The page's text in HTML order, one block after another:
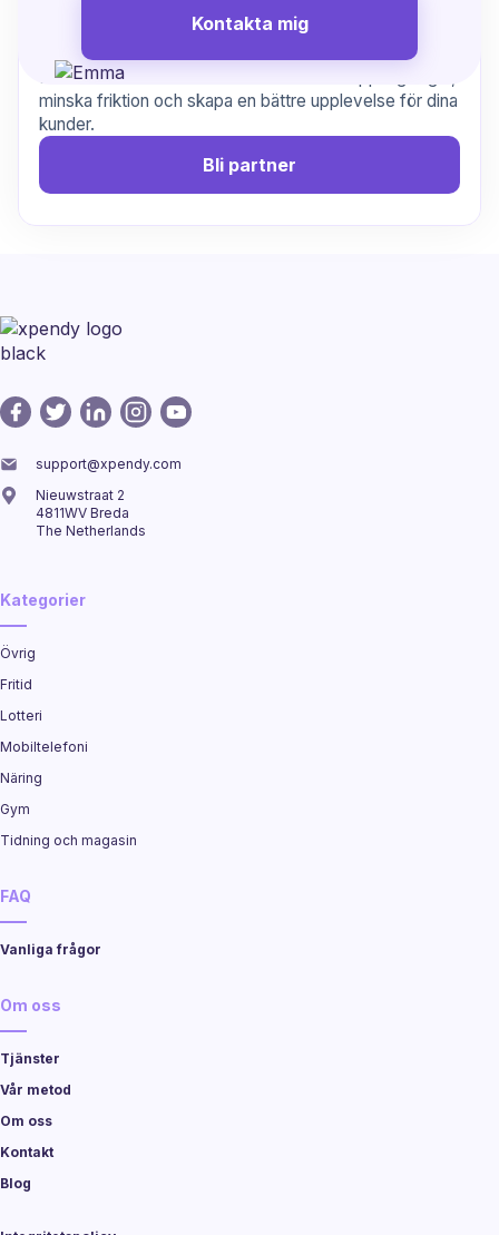
Låt oss göra det enklare
Samarbeta med oss för att effektivisera uppsägningar,
minska friktion och skapa en bättre upplevelse för dina
kunder.
Bli partner
Kontakta mig
support@xpendy.com
Nieuwstraat 2
4811WV Breda
The Netherlands
Kategorier
Övrig
Fritid
Lotteri
Mobiltelefoni
Näring
Gym
Tidning och magasin
FAQ
Vanliga frågor
Om oss
Tjänster
Vår metod
Om oss
Kontakt
Blog